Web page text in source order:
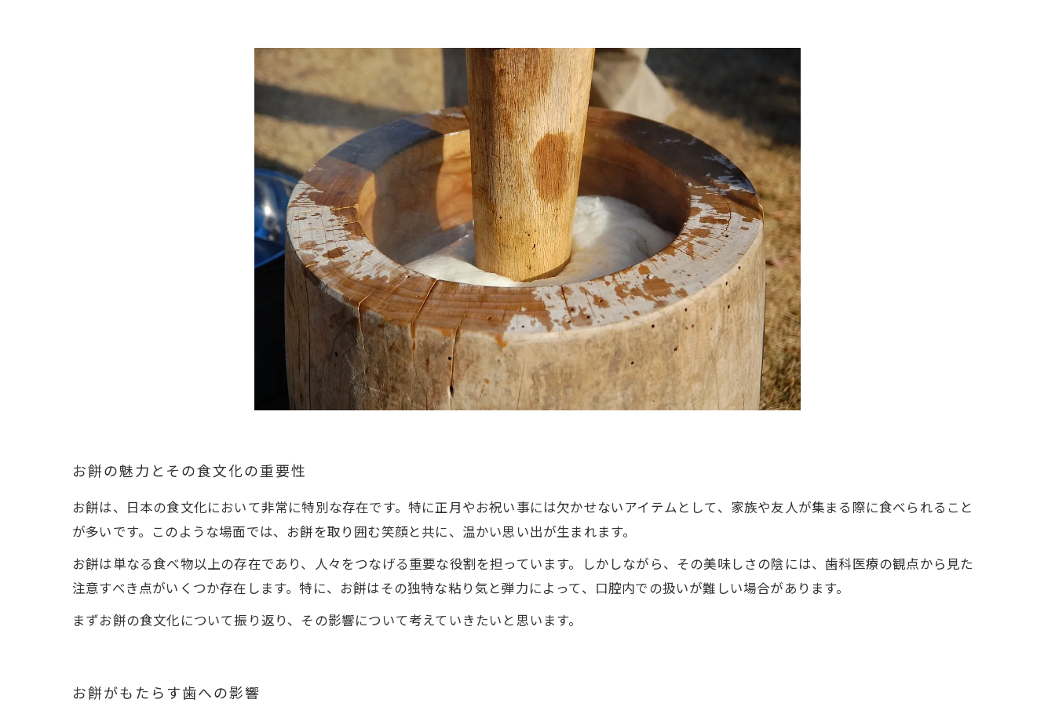
お餅の魅力とその食文化の重要性
お餅は、日本の食文化において非常に特別な存在です。特に正月やお祝い事には欠かせないアイテムとして、家族や友人が集まる際に食べられること
が多いです。このような場面では、お餅を取り囲む笑顔と共に、温かい思い出が生まれます。
お餅は単なる食べ物以上の存在であり、人々をつなげる重要な役割を担っています。しかしながら、その美味しさの陰には、歯科医療の観点から見た
注意すべき点がいくつか存在します。特に、お餅はその独特な粘り気と弾力によって、口腔内での扱いが難しい場合があります。
まずお餅の食文化について振り返り、その影響について考えていきたいと思います。
お餅がもたらす歯への影響